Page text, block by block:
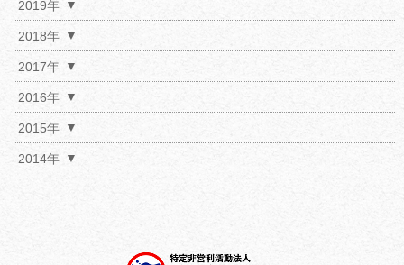
2019年
2018年
2017年
2016年
2015年
2014年